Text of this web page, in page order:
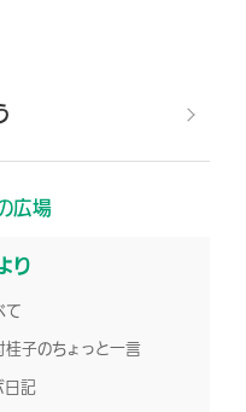
広場
り
て
桂子のちょっと一言
日記